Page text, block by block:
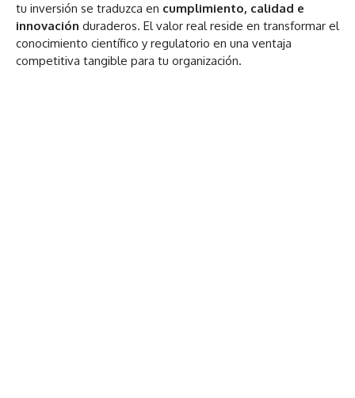
tu inversión se traduzca en cumplimiento, calidad e
innovación duraderos. El valor real reside en transformar el
conocimiento científico y regulatorio en una ventaja
competitiva tangible para tu organización.